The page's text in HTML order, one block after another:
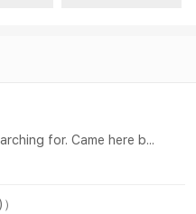
for. Came here b...